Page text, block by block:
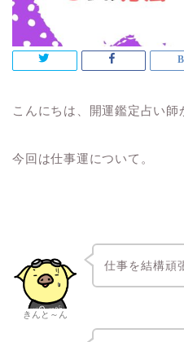
こんにちは、開運鑑定占い師
今回は仕事運について。
きんと～ん
仕事を結構頑